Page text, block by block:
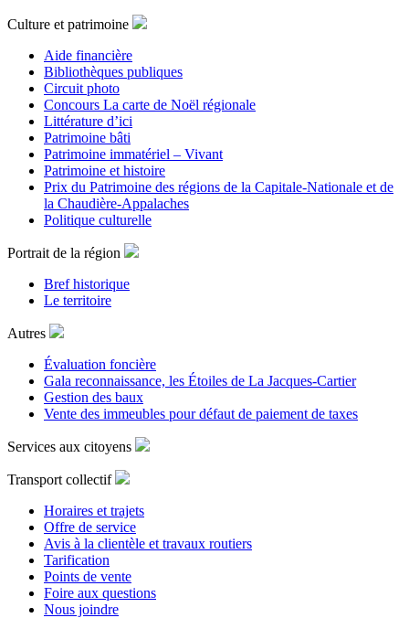
Culture et patrimoine
Aide financière
Bibliothèques publiques
Circuit photo
Concours La carte de Noël régionale
Littérature d’ici
Patrimoine bâti
Patrimoine immatériel – Vivant
Patrimoine et histoire
Prix du Patrimoine des régions de la Capitale-Nationale et de
la Chaudière-Appalaches
Politique culturelle
Portrait de la région
Bref historique
Le territoire
Autres
Évaluation foncière
Gala reconnaissance, les Étoiles de La Jacques-Cartier
Gestion des baux
Vente des immeubles pour défaut de paiement de taxes
Services aux citoyens
Transport collectif
Horaires et trajets
Offre de service
Avis à la clientèle et travaux routiers
Tarification
Points de vente
Foire aux questions
Nous joindre